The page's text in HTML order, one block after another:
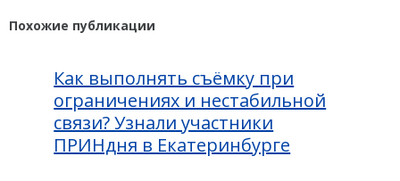
Похожие публикации
Как выполнять съёмку при
ограничениях и нестабильной
связи? Узнали участники
ПРИНдня в Екатеринбурге